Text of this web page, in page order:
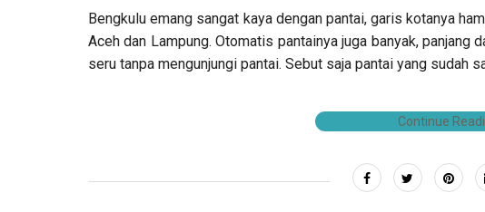
Bengkulu emang sangat kaya dengan pantai, garis kotanya
Aceh dan Lampung. Otomatis pantainya juga banyak, panjang
seru tanpa mengunjungi pantai. Sebut saja pantai yang sudah
Continue